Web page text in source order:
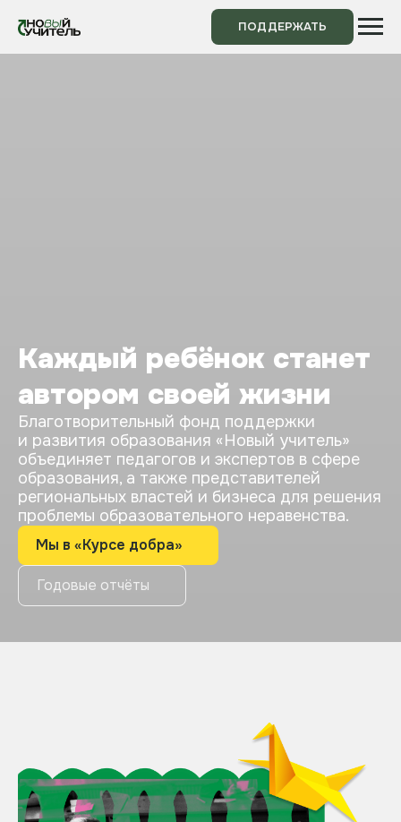
ПОДДЕРЖАТЬ
Каждый ребёнок станет
автором своей жизни
Благотворительный фонд поддержки
и развития образования «Новый учитель»
объединяет педагогов и экспертов в сфере
образования, а также представителей
региональных властей и бизнеса для решения
проблемы образовательного неравенства.
Мы в «Курсе добра»
Годовые отчёты